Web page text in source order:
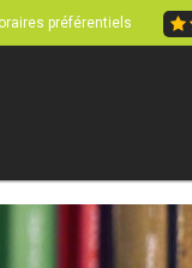
préférentiels